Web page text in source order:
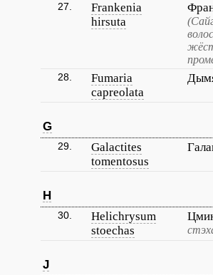
27.
Frankenia
hirsuta
28.
Fumaria
capreolata
G
29.
Galactites
tomentosus
H
30.
Helichrysum
stoechas
J